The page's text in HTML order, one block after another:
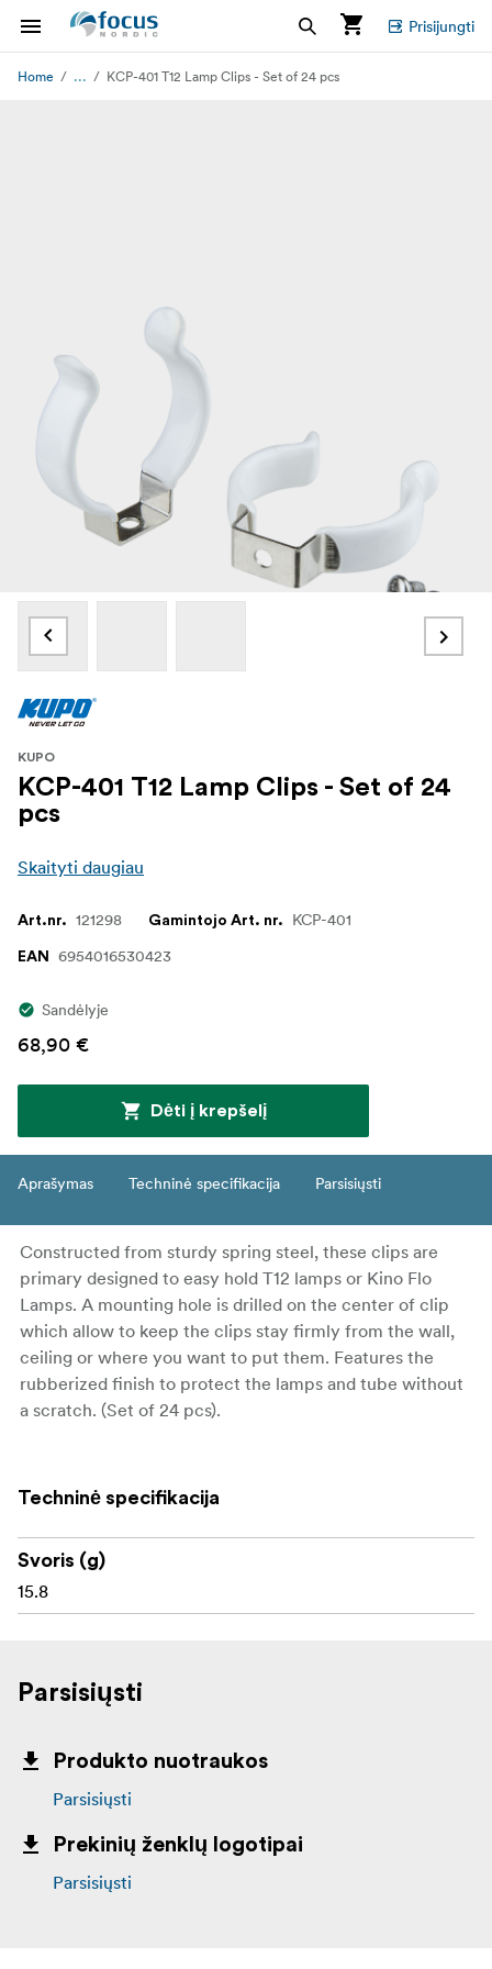
Prisijungti
Home ... KCP-401 T12 Lamp Clips - Set of 24 pcs
KUPO
KCP-401 T12 Lamp Clips - Set of 24
pcs
Skaityti daugiau
Art.nr. 121298 Gamintojo Art. nr. KCP-401
EAN 6954016530423
Sandėlyje
68,90 €
Dėti į krepšelį
Aprašymas Techninė specifikacija Parsisiųsti
Constructed from sturdy spring steel, these clips are
primary designed to easy hold T12 lamps or Kino Flo
Lamps. A mounting hole is drilled on the center of clip
which allow to keep the clips stay firmly from the wall,
ceiling or where you want to put them. Features the
rubberized finish to protect the lamps and tube without
a scratch. (Set of 24 pcs).
Techninė specifikacija
Svoris (g)
15.8
Parsisiųsti
Produkto nuotraukos
Parsisiųsti
Prekinių ženklų logotipai
Parsisiųsti